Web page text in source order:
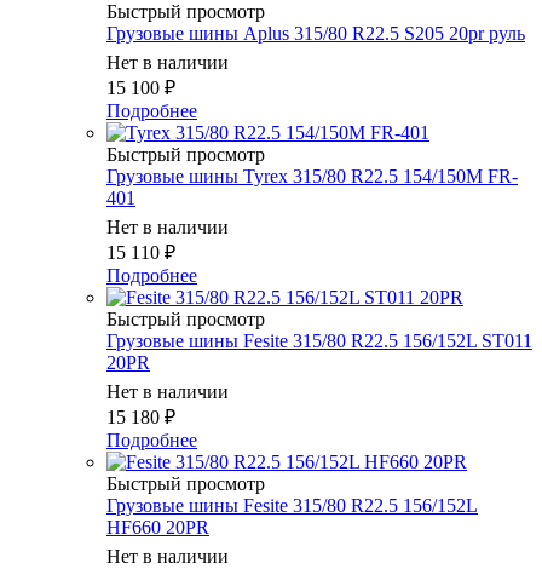
Быстрый просмотр
Грузовые шины Aplus 315/80 R22.5 S205 20pr руль
Нет в наличии
15 100 ₽
Подробнее
Быстрый просмотр
Грузовые шины Tyrex 315/80 R22.5 154/150M FR-
401
Нет в наличии
15 110 ₽
Подробнее
Быстрый просмотр
Грузовые шины Fesite 315/80 R22.5 156/152L ST011
20PR
Нет в наличии
15 180 ₽
Подробнее
Быстрый просмотр
Грузовые шины Fesite 315/80 R22.5 156/152L
HF660 20PR
Нет в наличии